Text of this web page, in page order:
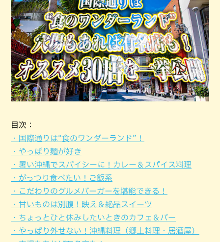
目次：
・国際通りは“食のワンダーランド”！
・やっぱり麺が好き
・暑い沖縄でスパイシーに！カレー＆スパイス料理
・がっつり食べたい！ご飯系
・こだわりのグルメバーガーを堪能できる！
・甘いものは別腹！映え＆絶品スイーツ
・ちょっとひと休みしたいときのカフェ＆バー
・やっぱり外せない！沖縄料理（郷土料理・居酒屋）